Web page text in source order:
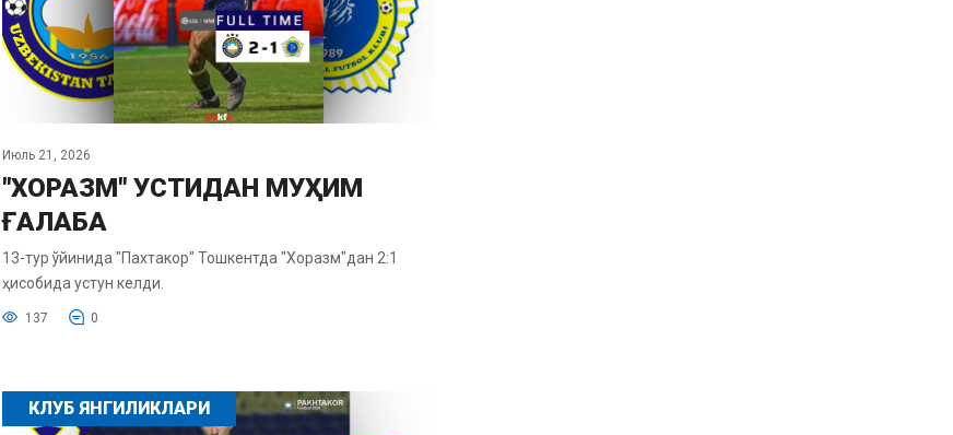
Июль 21, 2026
"ХОРАЗМ" УСТИДАН МУҲИМ
ҒАЛАБА
13-тур ўйинида "Пахтакор" Тошкентда "Хоразм"дан 2:1
ҳисобида устун келди.
137 0
КЛУБ ЯНГИЛИКЛАРИ